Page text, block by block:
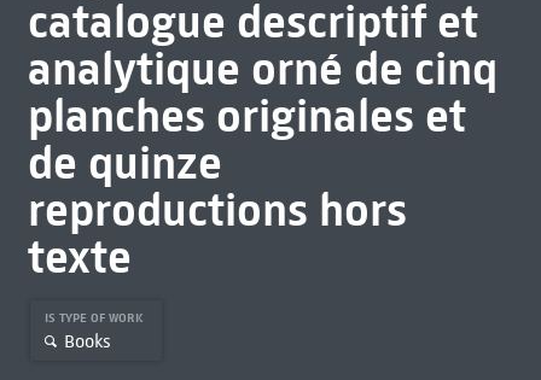
catalogue descriptif et
analytique orné de cinq
planches originales et
de quinze
reproductions hors
texte
IS TYPE OF WORK
Books